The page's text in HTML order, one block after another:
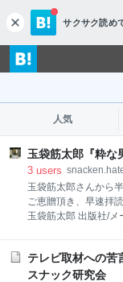
c
l
o
s
サクサク読め
人気
玉袋筋太郎『粋な
3 users
玉袋筋太郎さんから
ご恵贈頂き、早速拝
玉袋筋太郎 出版社/メ
ンス」だとグレーゾ
になったもんだと、
テレビ取材への苦
スナック研究会